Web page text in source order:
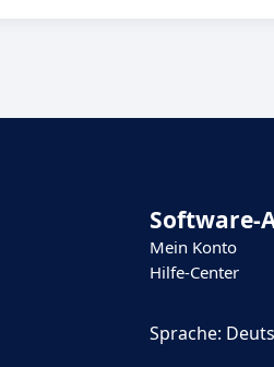
Software-
Mein Konto
Hilfe-Center
Sprache: